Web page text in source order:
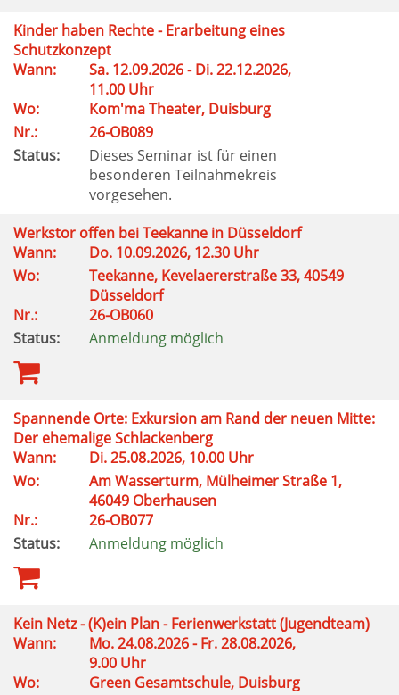
Kinder haben Rechte - Erarbeitung eines
Schutzkonzept
Wann:
Sa. 12.09.2026 - Di. 22.12.2026,
11.00 Uhr
Wo:
Kom'ma Theater, Duisburg
Nr.:
26-OB089
Status:
Dieses Seminar ist für einen
besonderen Teilnahmekreis
vorgesehen.
Werkstor offen bei Teekanne in Düsseldorf
Wann:
Do. 10.09.2026, 12.30 Uhr
Wo:
Teekanne, Kevelaererstraße 33, 40549
Düsseldorf
Nr.:
26-OB060
Status:
Anmeldung möglich
Spannende Orte: Exkursion am Rand der neuen Mitte:
Der ehemalige Schlackenberg
Wann:
Di. 25.08.2026, 10.00 Uhr
Wo:
Am Wasserturm, Mülheimer Straße 1,
46049 Oberhausen
Nr.:
26-OB077
Status:
Anmeldung möglich
Kein Netz - (K)ein Plan - Ferienwerkstatt (Jugendteam)
Wann:
Mo. 24.08.2026 - Fr. 28.08.2026,
9.00 Uhr
Wo:
Green Gesamtschule, Duisburg